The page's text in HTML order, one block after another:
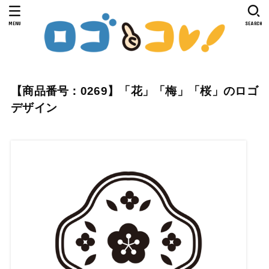
SEARCH
MENU
【商品番号：0269】「花」「梅」「桜」のロゴ
デザイン